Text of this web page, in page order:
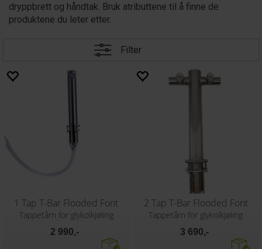
dryppbrett og håndtak. Bruk atributtene til å finne de
produktene du leter etter.
Filter
1 Tap T-Bar Flooded Font
Tappetårn for glykolkjøling
2 990,-
2 Tap T-Bar Flooded Font
Tappetårn for glykolkjøling
3 690,-